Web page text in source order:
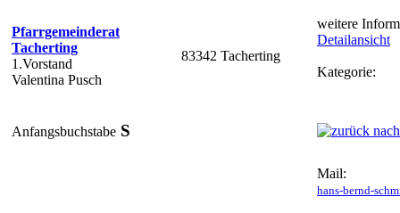
Pfarrgemeinderat
Tacherting
1.Vorstand
Valentina Pusch
83342 Tacherting
weitere
Detailansicht
Kategorie:
Anfangsbuchstabe S
Mail:
hans-bernd-